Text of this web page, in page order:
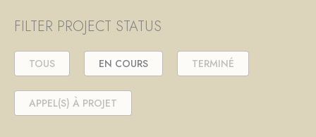
FILTER PROJECT STATUS
TOUS EN COURS TERMINÉ
APPEL(S) À PROJET